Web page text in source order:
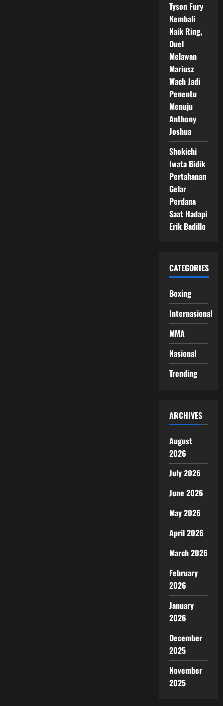
Tyson Fury
Kembali
Naik Ring,
Duel
Melawan
Mariusz
Wach Jadi
Penentu
Menuju
Anthony
Joshua
Shokichi
Iwata Bidik
Pertahanan
Gelar
Perdana
Saat Hadapi
Erik Badillo
CATEGORIES
Boxing
Internasional
MMA
Nasional
Trending
ARCHIVES
August
2026
July 2026
June 2026
May 2026
April 2026
March 2026
February
2026
January
2026
December
2025
November
2025